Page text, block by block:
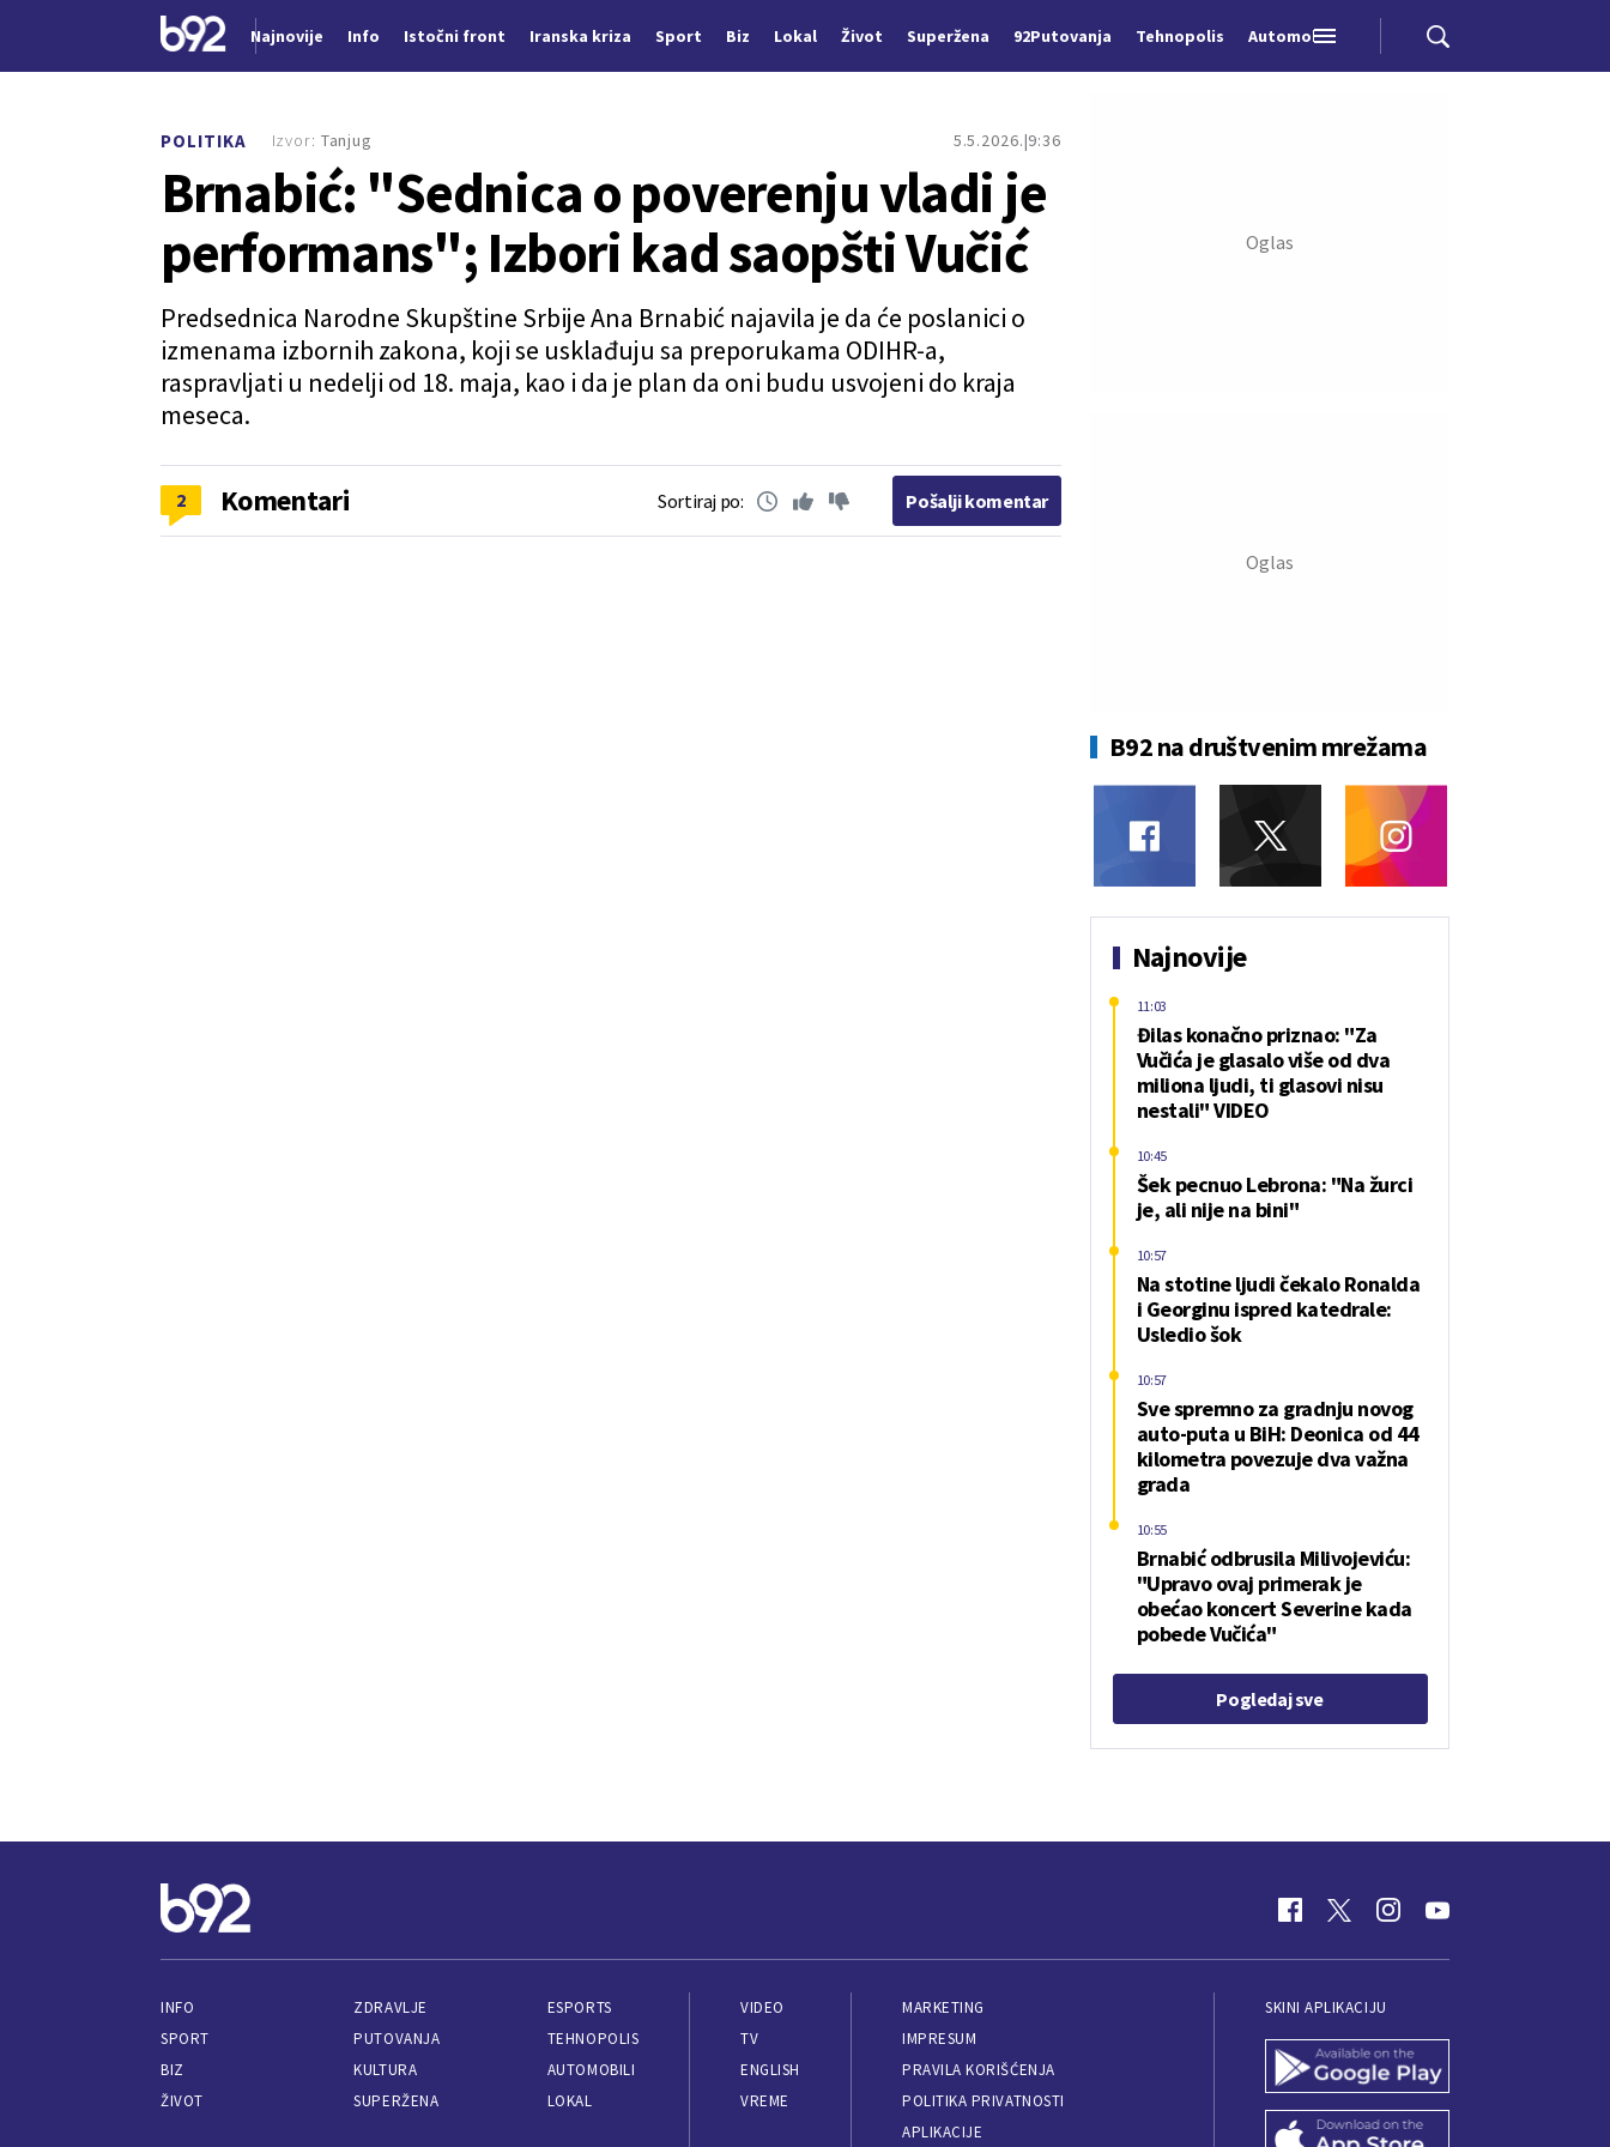
Najnovije Info Istočni front Iranska kriza Sport Biz Lokal Život Superžena 92Putovanja Tehnopolis Automobili
POLITIKA 5.5.2026. 9:36
Brnabić: "Sednica o poverenju vladi je
performans"; Izbori kad saopšti Vučić
Predsednica Narodne Skupštine Srbije Ana Brnabić najavila je da će poslanici o
izmenama izbornih zakona, koji se usklađuju sa preporukama ODIHR-a,
raspravljati u nedelji od 18. maja, kao i da je plan da oni budu usvojeni do kraja
meseca.
Izvor: Tanjug
2 Komentari Sortiraj po: Pošalji komentar
B92 na društvenim mrežama
Najnovije
Đilas konačno priznao: "Za
Vučića je glasalo više od dva
miliona ljudi, ti glasovi nisu
nestali" VIDEO
11:03
Šek pecnuo Lebrona: "Na žurci
je, ali nije na bini"
10:45
Na stotine ljudi čekalo Ronalda
i Georginu ispred katedrale:
Usledio šok
10:57
Sve spremno za gradnju novog
auto-puta u BiH: Deonica od 44
kilometra povezuje dva važna
grada
10:57
Brnabić odbrusila Milivojeviću:
"Upravo ovaj primerak je
obećao koncert Severine kada
pobede Vučića"
10:55
Pogledaj sve
INFO
SPORT
BIZ
ŽIVOT
ZDRAVLJE
PUTOVANJA
KULTURA
SUPERŽENA
ESPORTS
TEHNOPOLIS
AUTOMOBILI
LOKAL
VIDEO
TV
ENGLISH
VREME
MARKETING
IMPRESUM
PRAVILA KORIŠĆENJA
POLITIKA PRIVATNOSTI
APLIKACIJE
SKINI APLIKACIJU